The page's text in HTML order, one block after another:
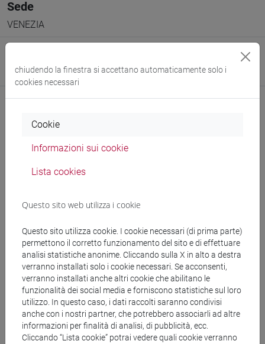
Sede
VENEZIA
Link allo spazio del corso
Docenti e corsi di laurea
Programma
Docenti
SIGNORETTO Michela- 18h Laboratorio, 42h
Lezione
Materiali didattici
chiudendo la finestra si accettano automaticamente solo i
cookies necessari
Cookie
Informazioni sui cookie
Lista cookies
Questo sito web utilizza i cookie
Questo sito utilizza cookie. I cookie necessari (di prima parte)
permettono il corretto funzionamento del sito e di effettuare
analisi statistiche anonime. Cliccando sulla X in alto a destra
verranno installati solo i cookie necessari. Se acconsenti,
verranno installati anche altri cookie che abilitano le
funzionalità dei social media e forniscono statistiche sul loro
utilizzo. In questo caso, i dati raccolti saranno condivisi
anche con i nostri partner, che potrebbero associarli ad altre
informazioni per finalità di analisi, di pubblicità, ecc.
Cliccando “Lista cookie” potrai vedere quali cookie verranno